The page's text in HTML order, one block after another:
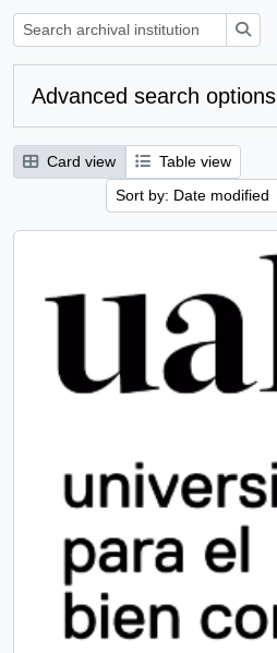
Advanced search options
Card view
Table view
Sort by: Date modified